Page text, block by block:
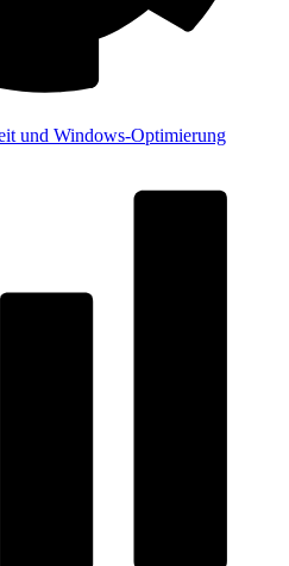
und Windows-Optimierung